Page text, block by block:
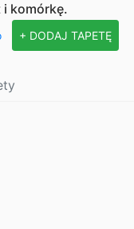
komórkę.
+ DODAJ TAPETĘ